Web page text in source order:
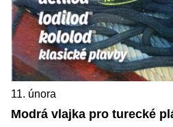
11. února
Modrá vlajka pro turecké